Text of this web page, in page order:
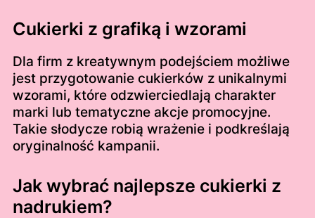
Cukierki z grafiką i wzorami
Dla firm z kreatywnym podejściem możliwe
jest przygotowanie cukierków z unikalnymi
wzorami, które odzwierciedlają charakter
marki lub tematyczne akcje promocyjne.
Takie słodycze robią wrażenie i podkreślają
oryginalność kampanii.
Jak wybrać najlepsze cukierki z
nadrukiem?